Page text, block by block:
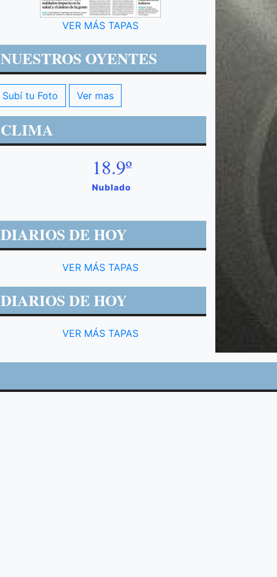
VER MÁS TAPAS
NUESTROS OYENTES
Subí tu Foto Ver mas
CLIMA
18.9º
Nublado
DIARIOS DE HOY
VER MÁS TAPAS
DIARIOS DE HOY
VER MÁS TAPAS